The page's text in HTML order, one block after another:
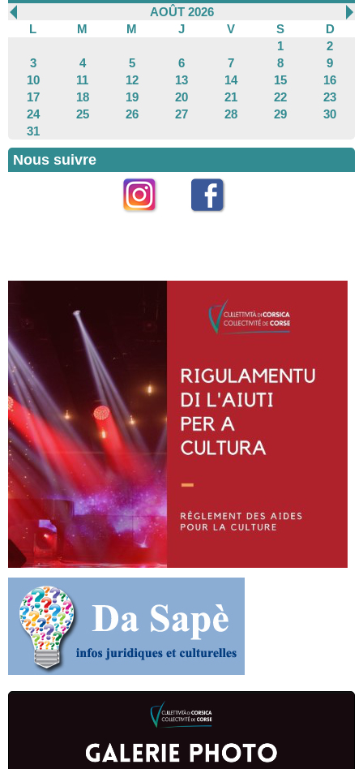
AOÛT 2026
L
M M J V S
D
1
2
3
4 5 6 7 8
9
10
11 12 13 14 15
16
17
18 19 20 21 22
23
24
25 26 27 28 29
30
31
Nous suivre